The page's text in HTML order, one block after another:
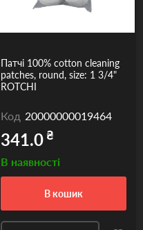
Патчі 100% cotton cleaning
patches, round, size: 1 3/4"
ROTCHI
Код 20000000019464
341.0₴
В наявності
в кошик